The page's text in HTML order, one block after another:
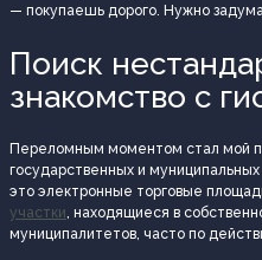
— покупаешь дорого. Нужно
Поиск
знакомство с
Переломным моментом стал мой
государственных и
это электронные торговые
участки, находящиеся в
муниципалитетов, часто по